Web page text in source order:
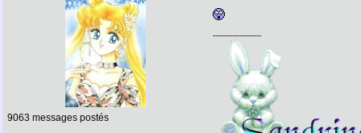
9063 messages postés
--------------------